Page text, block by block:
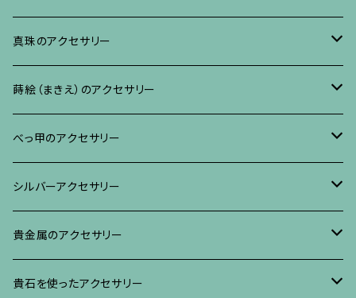
ブレスレット、バングル、その他
ネックレス・ペンダント
リング
ブレスレット・バングル、その他
イヤリング・ピアス
ネックレス、ペンダント
ブレスレット、その他
ブローチ
イヤリング・ピアス
ネックレス、ペンダント
リング
ブレスレット、その他
真珠のアクセサリー
ブローチ
イヤリング・ピアス
ネックレス、ペンダント
リング
ブレスレット、その他
蒔絵（まきえ）のアクセサリー
べっ甲に蒔絵のアクセサリー
ブローチ
イヤリング・ピアス
真珠に蒔絵のアクセサリー
ブローチ
イヤリング、ピアス
水晶に蒔絵のアクセサリー
ブローチ
朴の木やポプラに蒔絵のアクセサリー
べっ甲のアクセサリー
ブローチ
イヤリング、ピアス
ネックレス、ペンダント
シルバーアクセサリー
ブローチ
イヤリング、ピアス
貴金属のアクセサリー
ブローチ
貴石を使ったアクセサリー